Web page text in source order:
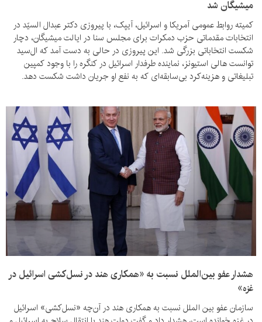
میشیگان شد
کمیته روابط عمومی آمریکا و اسرائیل، آیپک، با پیروزی دکتر عبدال ‌السیّد در
انتخابات مقدماتی حزب دمکرات برای مجلس سنا در ایالت میشیگان، دچار
شکست انتخاباتی بزرگی شد. این پیروزی در حالی به دست آمد که ال‌سید
توانست هالی استیونز، نماینده طرفدار اسرائیل در کنگره را با وجود کمپین
تبلیغاتی و هزینه‌کرد بی‌سابقه‌ای که به نفع او جریان داشت شکست دهد.
هشدار عفو بین‌الملل نسبت به «همکاری هند در نسل‌کشی اسرائیل در
غزه»
سازمان عفو بین الملل نسبت به همکاری هند در آن‌چه «نسل‌کشی» اسرائیل